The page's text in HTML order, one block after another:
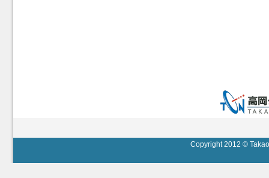
Copyright 2012 ©